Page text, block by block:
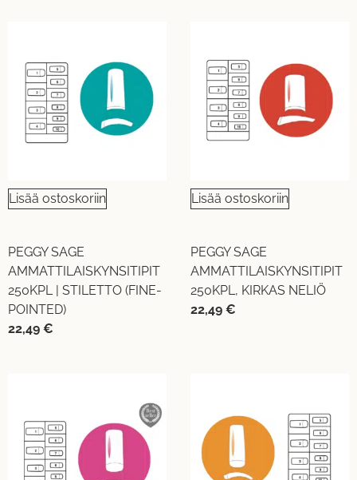
Lisää ostoskoriin
PEGGY SAGE
AMMATTILAISKYNSITIPIT
250KPL | STILETTO (FINE-
POINTED)
22,49 €
Lisää ostoskoriin
PEGGY SAGE
AMMATTILAISKYNSITIPIT
250KPL, KIRKAS NELIÖ
22,49 €